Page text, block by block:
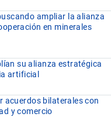
ampliar la alianza
en minerales
su alianza estratégica
artificial
acuerdos bilaterales con
y comercio